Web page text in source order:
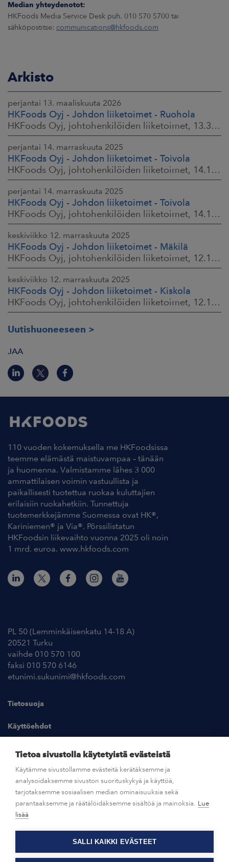
Median yhteydenotot:
HKFoods Media Service Desk puh. 010 570 5700 tai
sähköpostitse: communications@hkfoods.com
Arkisto
perjantai 13. maaliskuuta 2026
HKFoods Oyj - Johdon liiketoimet - Ruohola
HKFoods Oyj, johtohenkilöiden liiketoimet, 13.3.2026 klo 9.30
perjantai 14. marraskuuta 2025
HKFoods Oyj - Johdon liiketoimet - Toivola
HKFoods Oyj, johtohenkilöiden liiketoimet, 14.11.2025 klo 14.00
perjantai 14. marraskuuta 2025
HKFoods Oyj - Johdon liiketoimet - Toivola
HKFoods Oyj, johtohenkilöiden liiketoimet, 14.11.2025 klo 11.30
keskiviikko 12. marraskuuta 2025
HKFoods Oyj - Johdon liiketoimet - Mäkilä
HKFoods Oyj, johtohenkilöiden liiketoimet, 12.11.2025 klo 18.00
keskiviikko 12. marraskuuta 2025
HKFoods Oyj - Johdon liiketoimet - Kiskola
HKFoods Oyj, johtohenkilöiden liiketoimet, 12.11.2025 klo 18.00
Uutishuoneeseen
JAA
110 vuoden kokemuksella me HKFoodsissa
teemme elämästä maistuvampaa – tänään
ja huomenna. Valmistamme lähes 3 000
ammattilaisen voimin vastuullista ja
paikallisesti tuotettua ruokaa kuluttajien
erilaisiin ruokahetkiin. Tunnettuja
tuotemerkkejämme Suomessa ovat HK®,
Kariniemen® ja Via®. Pörssilistatun
HKFoodsin liikevaihto vuonna 2025 oli noin
1 mrd. euroa. www.hkfoods.com
PL 50 (Lemminkäisenkatu 14-18 A)
20521 Turku
vaihde 010 570 100
faksi 010 570 6146
etunimi.sukunimi@hkfoods.com
Tietosuoja
Käyttöehdot
Kuvapankki
UUTISHUONE
OTA YHTEYTTÄ
Tietoa sivustolla käytetyistä evästeistä
Käytämme sivustollamme evästeitä kerätäksemme ja
analysoidaksemme sivuston suorituskykyä ja käyttöä,
tarjotaksemme sosiaalisen median ominaisuuksia sekä
parantaaksemme ja räätälöidäksemme sisältöä ja mainoksia. Lue
lisää
SALLI KAIKKI EVÄSTEET